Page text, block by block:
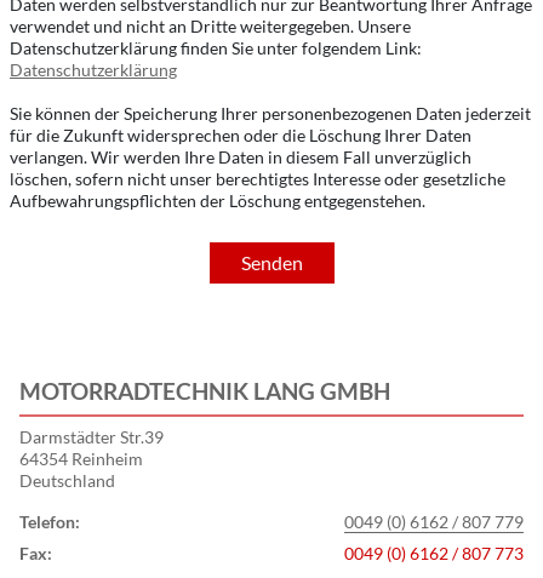
verwendet und nicht an Dritte weitergegeben. Unsere
Datenschutzerklärung finden Sie unter folgendem Link:
Datenschutzerklärung
Sie können der Speicherung Ihrer personenbezogenen Daten jederzeit
für die Zukunft widersprechen oder die Löschung Ihrer Daten
verlangen. Wir werden Ihre Daten in diesem Fall unverzüglich
löschen, sofern nicht unser berechtigtes Interesse oder gesetzliche
Aufbewahrungspflichten der Löschung entgegenstehen.
Senden
MOTORRADTECHNIK LANG GMBH
Darmstädter Str.39
64354 Reinheim
Deutschland
Telefon:
0049 (0) 6162 / 807 779
Fax:
0049 (0) 6162 / 807 773